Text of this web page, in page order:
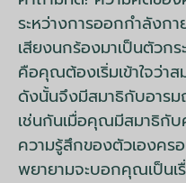
ระหว่างการออกกำลังก
เสียงนกร้องมาเป็นตัว
คือคุณต้องเริ่มเข้าใจว่า
ดังนั้นจึงมีสมาธิกับอาร
เช่นกันเมื่อคุณมีสมาธิกั
ความรู้สึกของตัวเองคร
พยายามจะบอกคุณเป็นเ